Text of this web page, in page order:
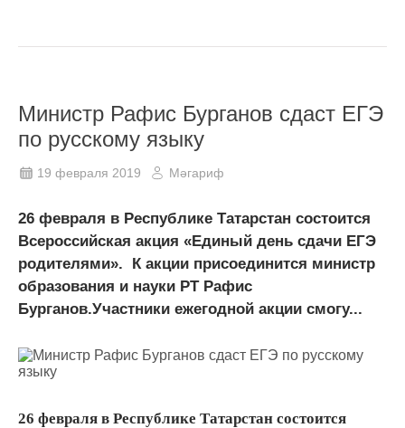
Министр Рафис Бурганов сдаст ЕГЭ
по русскому языку
19 февраля 2019 Мәгариф
26 февраля в Республике Татарстан состоится
Всероссийская акция «Единый день сдачи ЕГЭ
родителями». К акции присоединится министр
образования и науки РТ Рафис
Бурганов.Участники ежегодной акции смогу...
26 февраля в Республике Татарстан состоится